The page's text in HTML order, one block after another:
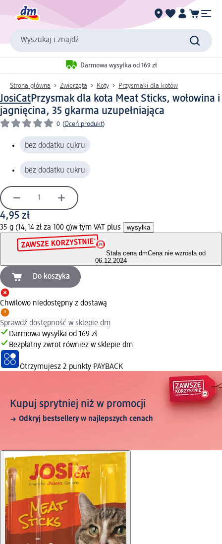
Wyszukaj i znajdź
Darmowa wysyłka od 169 zł
Strona główna Zwierzęta Koty Przysmaki dla kotów
JosiCatPrzysmak dla kota Meat Sticks, wołowina i
jagnięcina, 35 gkarma uzupełniająca
0 (Oceń produkt)
bez dodatku cukru
bez dodatku cukru
4,95 zł
35 g (14,14 zł za 100 g)w tym VAT plus wysyłka
Stała cena dmCena nie wzrosła od
06.12.2024
Do koszyka
Chwilowo niedostępny z dostawą
Sprawdź dostępność w sklepie dm
Darmowa wysyłka od 169 zł
Bezpłatny zwrot również w sklepie dm
Otrzymujesz 2 punkty PAYBACK
Kupuj sprytniej niż w promocji
Odkryj bestsellery w najlepszych cenach